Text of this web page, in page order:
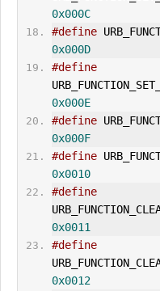
0x000C
#define
0x000D
#define
URB_FUNCTION_
0x000E
#define
0x000F
#define
0x0010
#define
URB_FUNCTION_
0x0011
#define
URB_FUNCTION_
0x0012